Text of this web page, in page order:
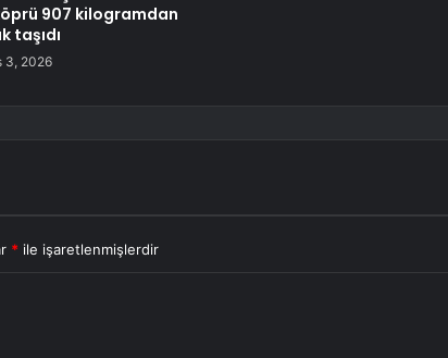
907 kilogramdan
taşıdı
3, 2026
* ile işaretlenmişlerdir